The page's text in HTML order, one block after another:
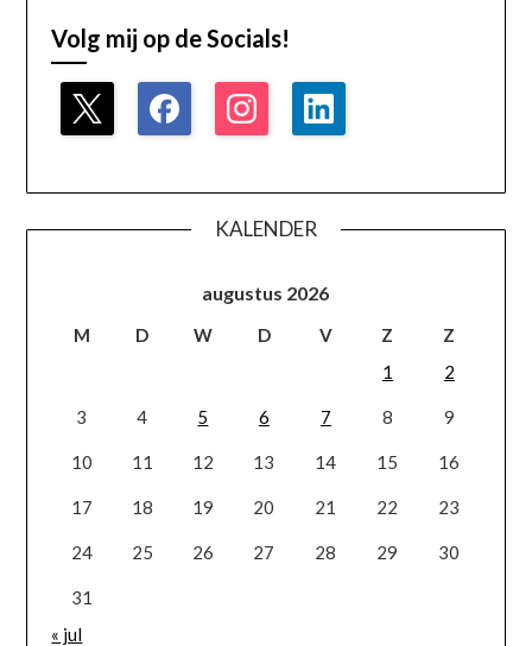
Volg mij op de Socials!
KALENDER
augustus 2026
M D W D V Z
Z
1
2
3 4 5 6 7 8 9
10 11 12 13 14 15 16
17 18 19 20 21 22 23
24 25 26 27 28 29 30
31
« jul